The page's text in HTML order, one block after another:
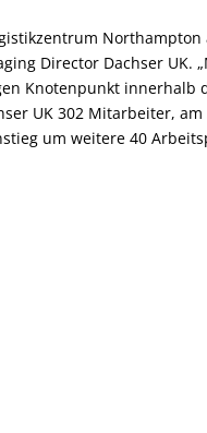
Northampton
Director Dachser
Knotenpunkt innerhalb
UK 302 Mitarbeiter,
um weitere 40